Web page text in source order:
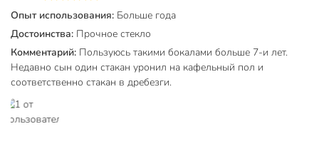
Количество в наборе, шт
Объем, мл
Материал
стекло
Бренд
Страна производства
Опыт использования: Больше года
Достоинства: Прочное стекло
Комментарий: Пользуюсь такими бокалами больше 7-и лет.
Недавно сын один стакан уронил на кафельный пол и
соответственно стакан в дребезги.